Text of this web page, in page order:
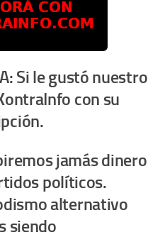
Si le gustó nuestro
con su
jamás dinero
políticos.
alternativo
siendo